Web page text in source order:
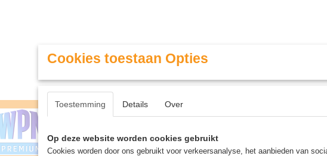
Contact & Openingstijden
Cookies toestaan Opties
Toestemming Details Over
Op deze website worden cookies gebruikt
Cookies worden door ons gebruikt voor verkeersanalyse, het aanbieden van